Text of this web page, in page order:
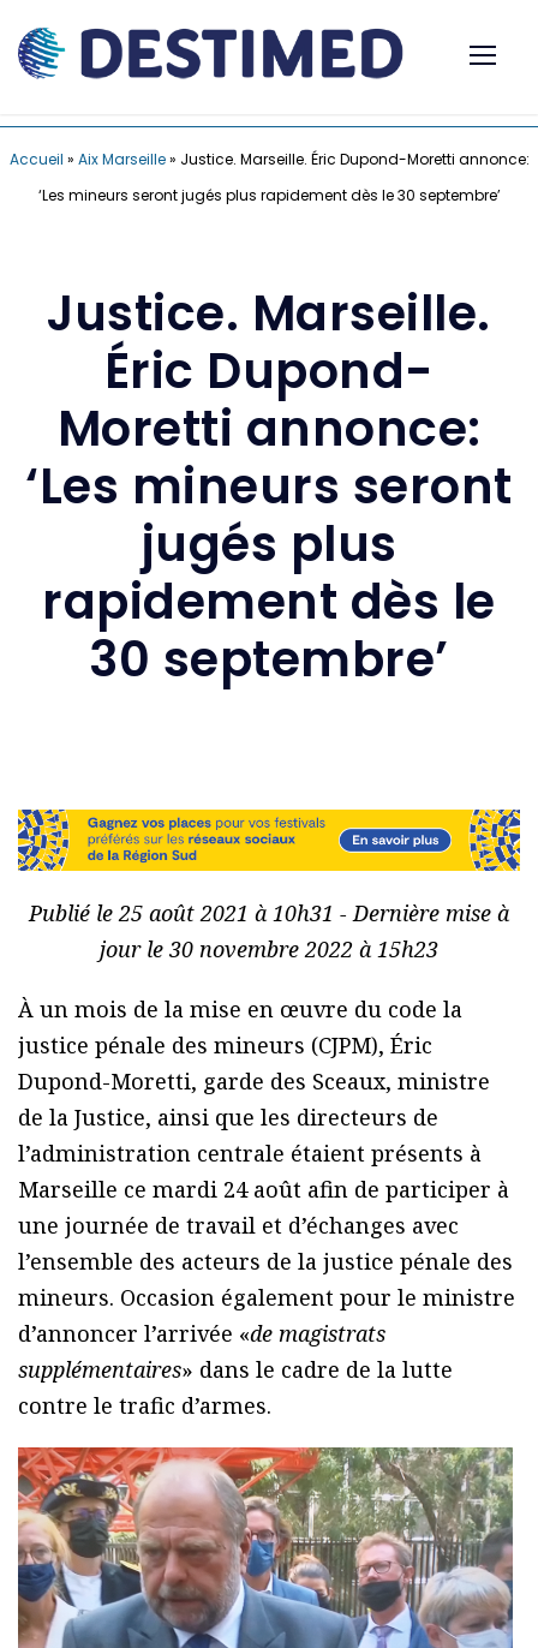
Accueil » Aix Marseille» Justice. Marseille. Éric Dupond-Moretti annonce:
‘Les mineurs seront jugés plus rapidement dès le 30 septembre’
Justice. Marseille.
Éric Dupond-
Moretti annonce:
‘Les mineurs seront
jugés plus
rapidement dès le
30 septembre’
Publié le 25 août 2021 à 10h31 - Dernière mise à
jour le 30 novembre 2022 à 15h23
À un mois de la mise en œuvre du code la
justice pénale des mineurs (CJPM), Éric
Dupond-Moretti, garde des Sceaux, ministre
de la Justice, ainsi que les directeurs de
l’administration centrale étaient présents à
Marseille ce mardi 24 août afin de participer à
une journée de travail et d’échanges avec
l’ensemble des acteurs de la justice pénale des
mineurs. Occasion également pour le ministre
d’annoncer l’arrivée «de magistrats
supplémentaires» dans le cadre de la lutte
contre le trafic d’armes.